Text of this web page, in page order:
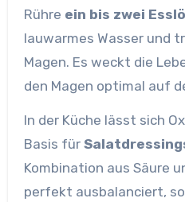
Rühre ein bis zwei
lauwarmes Wasser und
Magen. Es weckt die
den Magen optimal auf
In der Küche lässt sich
Basis für
Kombination aus Säure
perfekt ausbalanciert,